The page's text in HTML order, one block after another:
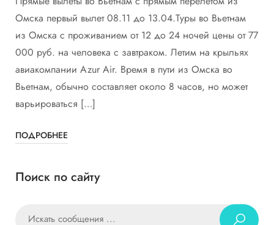
Омска первый вылет 08.11 до 13.04.Туры во Вьетнам
из Омска с проживанием от 12 до 24 ночей цены от 77
000 руб. на человека с завтраком. Летим на крыльях
авиакомпании Azur Air. Время в пути из Омска во
Вьетнам, обычно составляет около 8 часов, но может
варьироваться […]
ПОДРОБНЕЕ
Поиск по сайту